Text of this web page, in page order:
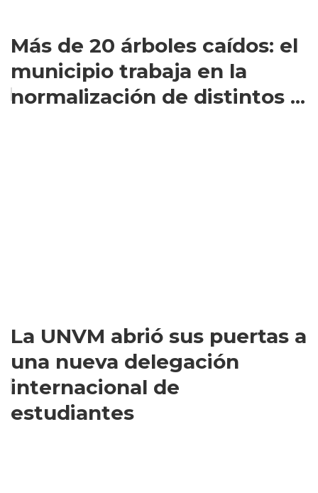
Más de 20 árboles caídos: el
municipio trabaja en la
normalización de distintos ...
La UNVM abrió sus puertas a
una nueva delegación
internacional de
estudiantes